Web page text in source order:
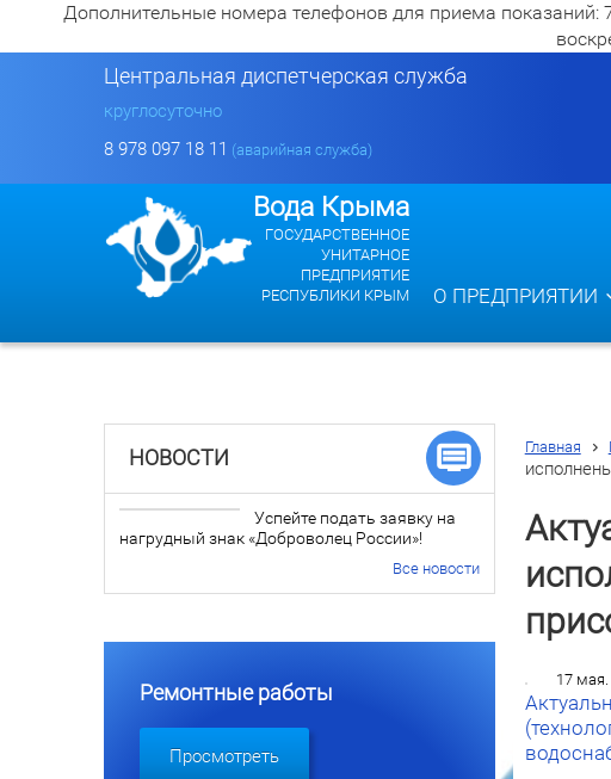
Дополнительные номера телефонов для приема показаний:
Центральная диспетчерская служба
круглосуточно
8 978 097 18 11 (аварийная служба)
Вода Крыма
ГОСУДАРСТВЕННОЕ
УНИТАРНОЕ
ПРЕДПРИЯТИЕ
РЕСПУБЛИКИ КРЫМ
О ПРЕДПРИЯТИИ
Главная
17
НОВОСТИ
Успейте подать заявку на
нагрудный знак «Доброволец России»!
Все новости
Ремонтные работы
Просмотреть